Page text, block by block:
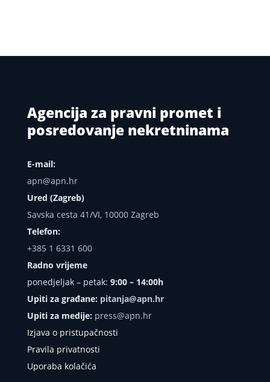
Agencija za pravni promet i
posredovanje nekretninama
E-mail:
apn@apn.hr
Ured (Zagreb)
Savska cesta 41/VI, 10000 Zagreb
Telefon:
+385 1 6331 600
Radno vrijeme
ponedjeljak – petak: 9:00 – 14:00h
Upiti za građane: pitanja@apn.hr
Upiti za medije: press@apn.hr
Izjava o pristupačnosti
Pravila privatnosti
Uporaba kolačića